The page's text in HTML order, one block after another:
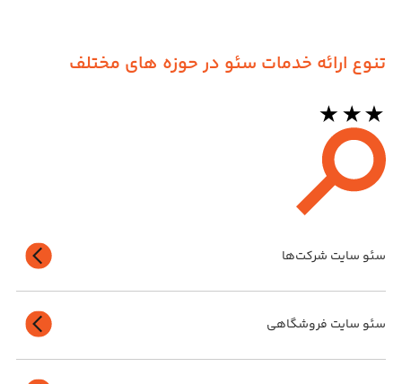
تنوع ارائه خدمات سئو در حوزه های مختلف
سئو سایت شرکت‌ها
سئو سایت فروشگاهی